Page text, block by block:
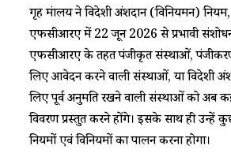
गृह मंत्रालय ने विदेशी अंशदान (विनियमन)
एफसीआरए में 22 जून 2026 से प्रभावी
एफसीआरए के तहत पंजीकृत संस्थाओं,
लिए आवेदन करने वाली संस्थाओं, या विदेशी
लिए पूर्व अनुमति रखने वाली संस्थाओं को अब
विवरण प्रस्तुत करने होंगे। इसके साथ ही
नियमों एवं विनियमों का पालन करना होगा।